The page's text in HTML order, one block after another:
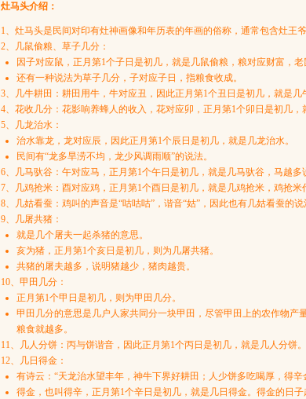
灶马头介绍：
1、灶马头是民间对印有灶神画像和年历表的年画的俗称，通常包含灶王
2、几鼠偷粮、草子几分：
因子对应鼠，正月第1个子日是初几，就是几鼠偷粮，粮对应财富，老
还有一种说法为草子几分，子对应子日，指粮食收成。
3、几牛耕田：耕田用牛，牛对应丑，因此正月第1个丑日是初几，就是几
4、花收几分：花影响养蜂人的收入，花对应卯，正月第1个卯日是初几，
5、几龙治水：
治水靠龙，龙对应辰，因此正月第1个辰日是初几，就是几龙治水。
民间有“龙多旱涝不均，龙少风调雨顺”的说法。
6、几马驮谷：午对应马，正月第1个午日是初几，就是几马驮谷，马越多
7、几鸡抢米：酉对应鸡，正月第1个酉日是初几，就是几鸡抢米，鸡抢米
8、几姑看蚕：鸡叫的声音是“咕咕咕”，谐音“姑”，因此也有几姑看蚕的说
9、几屠共猪：
就是几个屠夫一起杀猪的意思。
亥为猪，正月第1个亥日是初几，则为几屠共猪。
共猪的屠夫越多，说明猪越少，猪肉越贵。
10、甲田几分：
正月第1个甲日是初几，则为甲田几分。
甲田几分的意思是几户人家共同分一块甲田，尽管甲田上的农作物
粮食就越多。
11、几人分饼：丙与饼谐音，因此正月第1个丙日是初几，就是几人分饼。
12、几日得金：
有诗云：“天龙治水望丰年，神牛下界好耕田；人少饼多吃喝厚，得辛
得金，也叫得辛，正月第1个辛日是初几，就是几日得金。得金的日子